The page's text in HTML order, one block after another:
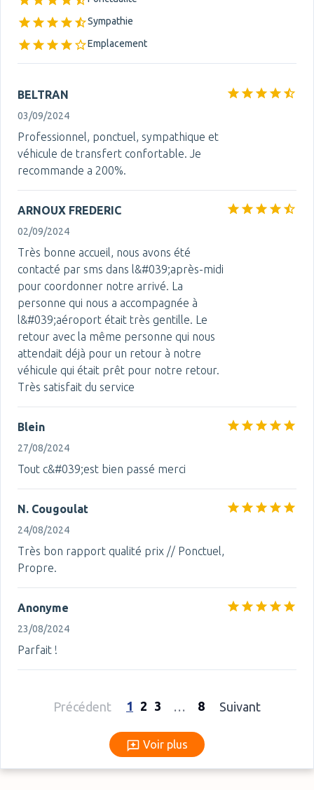
Sympathie
Emplacement
BELTRAN
03/09/2024
Professionnel, ponctuel, sympathique et
véhicule de transfert confortable. Je
recommande a 200%.
ARNOUX FREDERIC
02/09/2024
Très bonne accueil, nous avons été
contacté par sms dans l&#039;après-midi
pour coordonner notre arrivé. La
personne qui nous a accompagnée à
l&#039;aéroport était très gentille. Le
retour avec la même personne qui nous
attendait déjà pour un retour à notre
véhicule qui était prêt pour notre retour.
Très satisfait du service
Blein
27/08/2024
Tout c&#039;est bien passé merci
N. Cougoulat
24/08/2024
Très bon rapport qualité prix // Ponctuel,
Propre.
Anonyme
23/08/2024
Parfait !
Précédent 1 2 3 … 8 Suivant
Voir plus
Voir plus